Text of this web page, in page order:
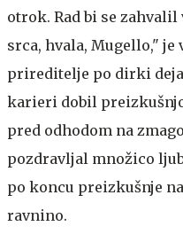
otrok. Rad bi se zahvalil
srca, hvala, Mugello," je
prireditelje po dirki
karieri dobil
pred odhodom na
pozdravljal množico
po koncu preizkušnje
ravnino.